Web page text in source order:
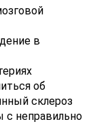
в
об
склероз
с неправильно